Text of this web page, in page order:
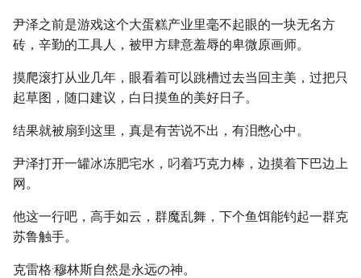
尹泽之前是游戏这个大蛋糕产业里毫不起眼的一块无名方
砖，辛勤的工具人，被甲方肆意羞辱的卑微原画师。
摸爬滚打从业几年，眼看着可以跳槽过去当回主美，过把只
起草图，随口建议，白日摸鱼的美好日子。
结果就被扇到这里，真是有苦说不出，有泪憋心中。
尹泽打开一罐冰冻肥宅水，叼着巧克力棒，边摸着下巴边上
网。
他这一行吧，高手如云，群魔乱舞，下个鱼饵能钓起一群克
苏鲁触手。
克雷格·穆林斯自然是永远の神。